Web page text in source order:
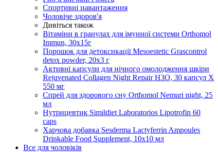
Спортивні навантаження
Чоловіче здоров'я
Дивіться також
Вітаміни в гранулах для імунної системи Orthomol
Immun, 30х15г
Порошок для детоксикації Mesoestetic Grascontrol
detox powder, 20х3 г
Активні капсули для нічного омолодження шкіри
Rejuvenated Collagen Night Repair H3O, 30 капсул Х
550 мг
Спрей для здорового сну Orthomol Nemuri night, 25
мл
Нутрицевтик Simildiet Laboratorios Lipotrofin 60
caps
Харчова добавка Sesderma Lactyferrin Ampoules
Drinkable Food Supplement, 10x10 мл
Все для чоловіків